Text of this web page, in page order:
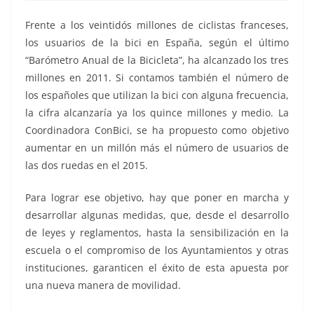
Frente a los veintidós millones de ciclistas franceses,
los usuarios de la bici en España, según el último
“Barómetro Anual de la Bicicleta”, ha alcanzado los tres
millones en 2011. Si contamos también el número de
los españoles que utilizan la bici con alguna frecuencia,
la cifra alcanzaría ya los quince millones y medio. La
Coordinadora ConBici, se ha propuesto como objetivo
aumentar en un millón más el número de usuarios de
las dos ruedas en el 2015.
Para lograr ese objetivo, hay que poner en marcha y
desarrollar algunas medidas, que, desde el desarrollo
de leyes y reglamentos, hasta la sensibilización en la
escuela o el compromiso de los Ayuntamientos y otras
instituciones, garanticen el éxito de esta apuesta por
una nueva manera de movilidad.